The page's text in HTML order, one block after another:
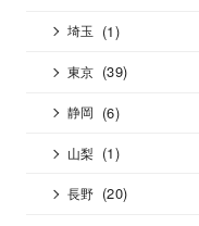
埼玉 (1)
東京 (39)
静岡 (6)
山梨 (1)
長野 (20)